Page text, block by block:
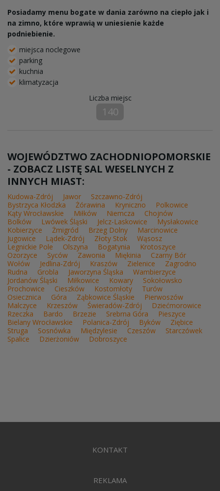
Posiadamy menu bogate w dania zarówno na ciepło jak i
na zimno, które wprawią w uniesienie każde
podniebienie.
miejsca noclegowe
parking
kuchnia
klimatyzacja
Liczba miejsc
140
WOJEWÓDZTWO ZACHODNIOPOMORSKIE
- ZOBACZ LISTĘ SAL WESELNYCH Z
INNYCH MIAST:
Kudowa-Zdrój Jawor
Szczawno-Zdrój
Bystrzyca Kłodzka
Żórawina Kryniczno
Polkowice
Kąty Wrocławskie
Miłków Niemcza
Chojnów
Bolków
Lwówek Śląski Jelcz-Laskowice
Mysłakowice
Kobierzyce
Żmigród Brzeg Dolny
Marcinowice
Jugowice
Lądek-Zdrój Złoty Stok
Wąsosz
Legnickie Pole
Olszyna Bogatynia
Krotoszyce
Ozorzyce
Syców Zawonia Miękinia
Czarny Bór
Wołów
Jedlina-Zdrój Kraszów Zielenice
Zagrodno
Rudna
Grobla Jaworzyna Śląska
Wambierzyce
Jordanów Śląski
Miłkowice Kowary
Sokołowsko
Prochowice
Cieszków Kostomłoty
Turów
Osiecznica
Góra Ząbkowice Śląskie
Pierwoszów
Malczyce
Krzeszów Świeradów-Zdrój
Dziećmorowice
Rzeczka
Bardo Brzezie Srebrna Góra
Pieszyce
Bielany Wrocławskie
Polanica-Zdrój Byków
Ziębice
Struga
Sosnówka Międzylesie Czeszów
Starczówek
Spalice
Dzierżoniów Dobroszyce
KONTAKT
REKLAMA